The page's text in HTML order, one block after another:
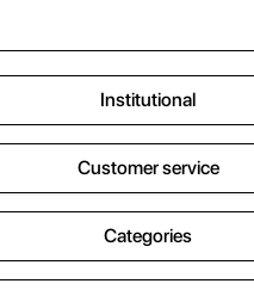
Institutional
Customer service
Categories